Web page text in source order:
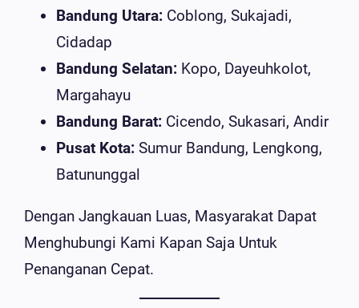
Bandung Utara: Coblong, Sukajadi,
Cidadap
Bandung Selatan: Kopo, Dayeuhkolot,
Margahayu
Bandung Barat: Cicendo, Sukasari, Andir
Pusat Kota: Sumur Bandung, Lengkong,
Batununggal
Dengan Jangkauan Luas, Masyarakat Dapat
Menghubungi Kami Kapan Saja Untuk
Penanganan Cepat.